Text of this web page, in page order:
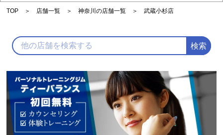
TOP 店舗一覧 神奈川の店舗一覧 武蔵小杉店
検索